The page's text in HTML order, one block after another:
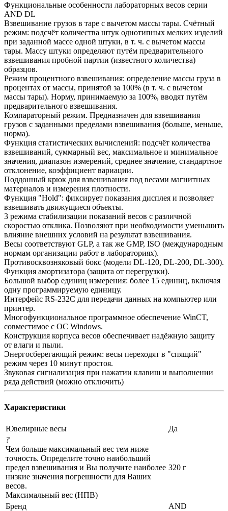
Функциональные особенности лабораторных весов серии
AND DL
Взвешивание грузов в таре с вычетом массы тары. Счётный
режим: подсчёт количества штук однотипных мелких изделий
при заданной массе одной штуки, в т. ч. с вычетом массы
тары. Массу штуки определяют путём предварительного
взвешивания пробной партии (известного количества)
образцов.
Режим процентного взвешивания: определение массы груза в
процентах от массы, принятой за 100% (в т. ч. с вычетом
массы тары). Норму, принимаемую за 100%, вводят путём
предварительного взвешивания.
Компараторный режим. Предназначен для взвешивания
грузов с заданными пределами взвешивания (больше, меньше,
норма).
Функция статистических вычислений: подсчёт количества
взвешиваний, суммарный вес, максимальное и минимальное
значения, диапазон измерений, среднее значение, стандартное
отклонение, коэффициент вариации.
Поддонный крюк для взвешивания под весами магнитных
материалов и измерения плотности.
Функция "Hold": фиксирует показания дисплея и позволяет
взвешивать движущиеся объекты.
3 режима стабилизации показаний весов с различной
скоростью отклика. Позволяют при необходимости уменьшить
влияние внешних условий на результат взвешивания.
Весы соответствуют GLP, а так же GMP, ISO (международным
нормам организации работ в лабораториях).
Противосквозняковый бокс (модели DL-120, DL-200, DL-300).
Функция амортизатора (защита от перегрузки).
Большой выбор единиц измерения: более 15 единиц, включая
одну программируемую единицу.
Интерфейс RS-232C для передачи данных на компьютер или
принтер.
Многофункциональное программное обеспечение WinCT,
совместимое с ОС Windows.
Конструкция корпуса весов обеспечивает надёжную защиту
от влаги и пыли.
Энергосберегающий режим: весы переходят в "спящий"
режим через 10 минут простоя.
Звуковая сигнализация при нажатии клавиш и выполнении
ряда действий (можно отключить)
Характеристики
Ювелирные весы
Да
?
Чем больше максимальный вес тем ниже
точность. Определите точно наибольший
предел взвешивания и Вы получите наиболее
низкие значения погрешности для Ваших
весов.
Максимальный вес (НПВ)
320 г
Бренд
AND